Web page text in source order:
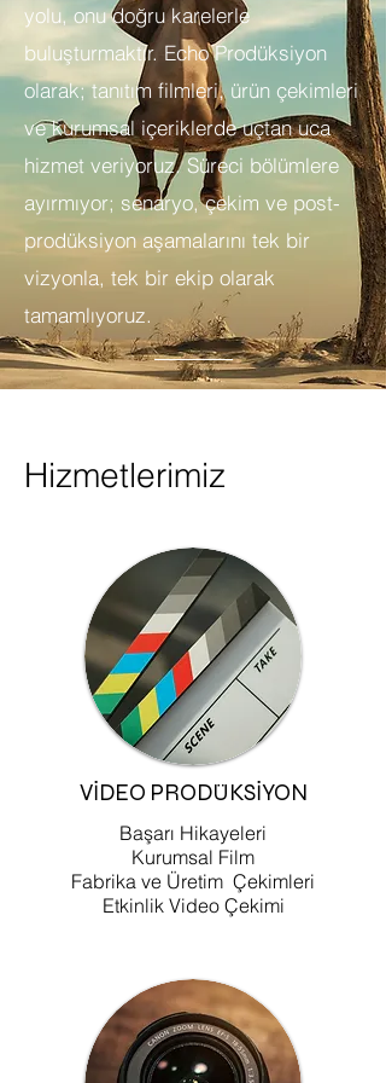
yolu, onu doğru karelerle
buluşturmaktır. Echo Prodüksiyon
olarak; tanıtım filmleri, ürün çekimleri
ve kurumsal içeriklerde uçtan uca
hizmet veriyoruz. Süreci bölümlere
ayırmıyor; senaryo, çekim ve post-
prodüksiyon aşamalarını tek bir
vizyonla, tek bir ekip olarak
tamamlıyoruz.
Hizmetlerimiz
VIDEO PRODÜKSIYON
Başarı Hikayeleri
Kurumsal Film
Fabrika ve Üretim Çekimleri
Etkinlik Video Çekimi